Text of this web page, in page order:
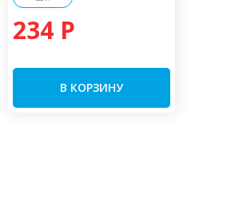
234 P
В КОРЗИНУ